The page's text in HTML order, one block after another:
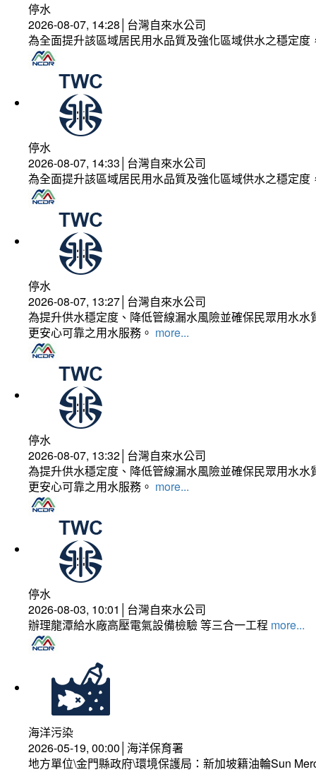
停水
2026-08-07, 14:28│台灣自來水公司
為全面提升該區域居民用水品質及強化區域供水之穩定
停水
2026-08-07, 14:33│台灣自來水公司
為全面提升該區域居民用水品質及強化區域供水之穩定
停水
2026-08-07, 13:27│台灣自來水公司
為提升供水穩定度、降低管線漏水風險並確保民眾用水
更安心可靠之用水服務。 more...
停水
2026-08-07, 13:32│台灣自來水公司
為提升供水穩定度、降低管線漏水風險並確保民眾用水
更安心可靠之用水服務。 more...
停水
2026-08-03, 10:01│台灣自來水公司
辦理龍潭給水廠高壓電氣設備檢驗 等三合一工程 more...
海洋污染
2026-05-19, 00:00│海洋保育署
地方單位\金門縣政府\環境保護局：新加坡籍油輪Sun